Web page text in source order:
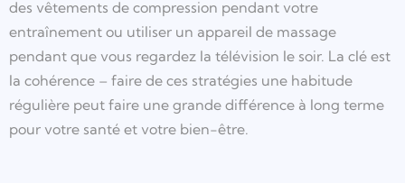
des vêtements de compression pendant votre
entraînement ou utiliser un appareil de massage
pendant que vous regardez la télévision le soir. La clé est
la cohérence – faire de ces stratégies une habitude
régulière peut faire une grande différence à long terme
pour votre santé et votre bien-être.